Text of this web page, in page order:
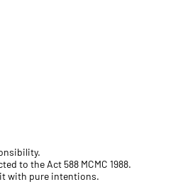
to the Act 588 MCMC 1988.
with pure intentions.